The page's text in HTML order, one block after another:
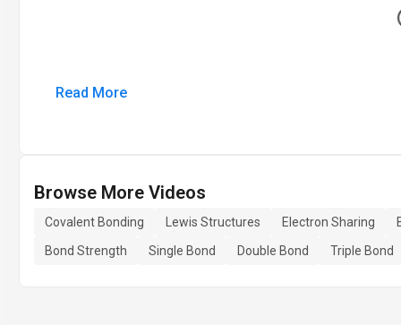
Read More
Browse More Videos
Covalent Bonding Lewis Structures Electron Sharing
Bond Strength
Single Bond Double Bond Triple Bond